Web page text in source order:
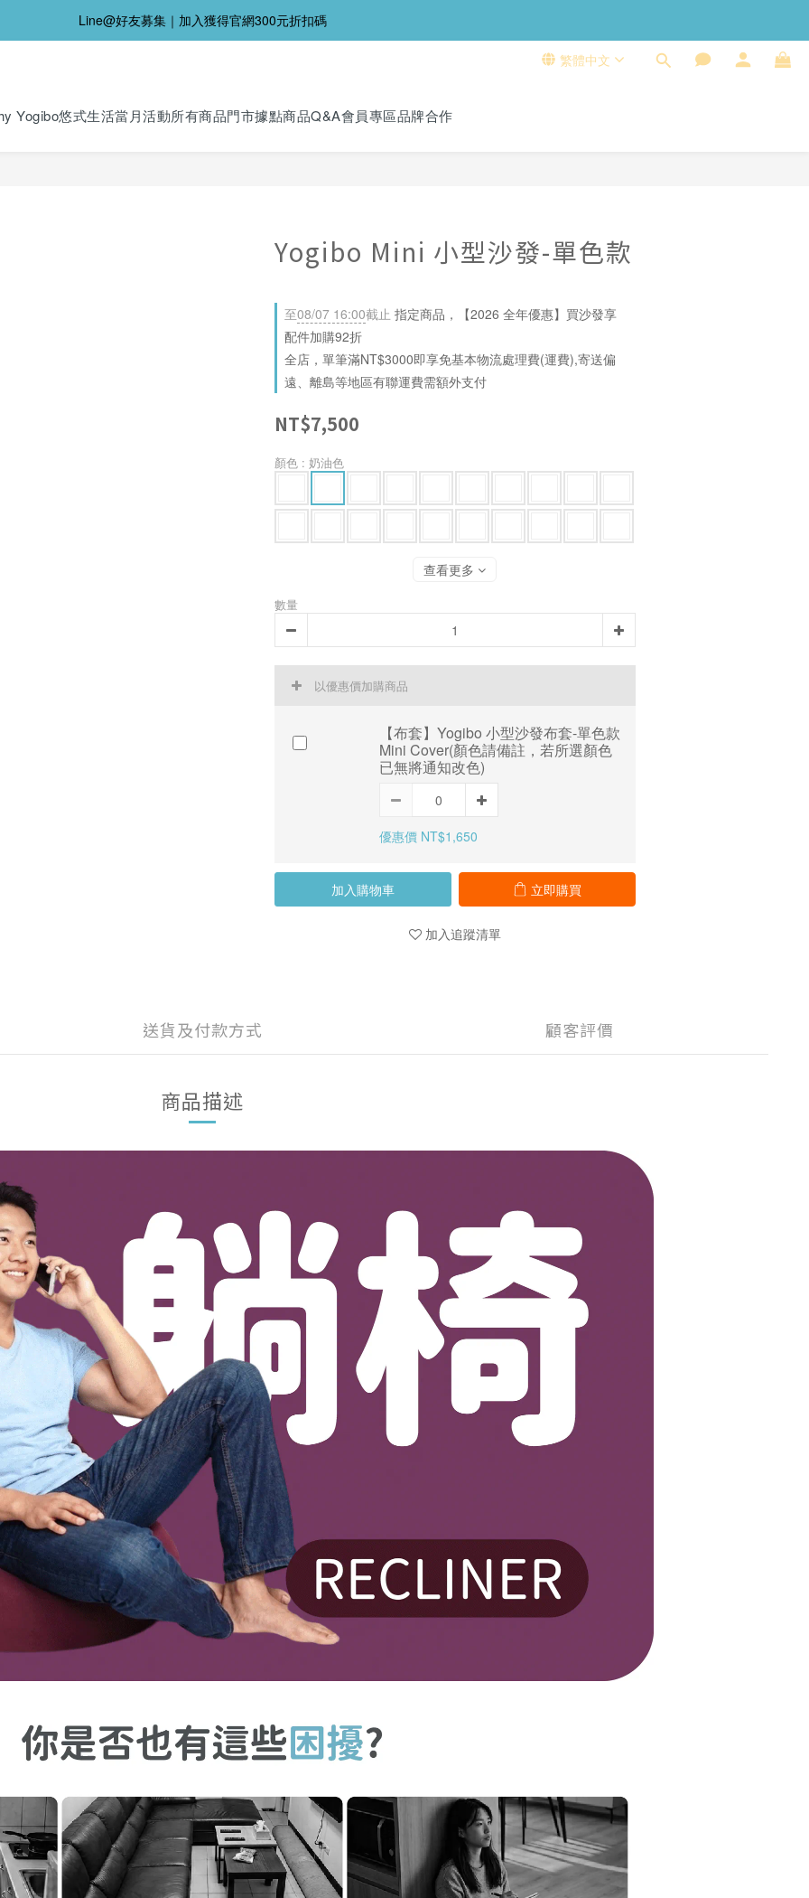
Line@好友募集｜加入獲得官網300元折扣碼
繁體中文
Yogibo悠式生活當月活動所有商品門市據點商品Q&A會員專區品牌合作
Yogibo Mini 小型沙發-單色款
至08/07 16:00截止 指定商品，【2026 全年優惠】買沙發享
配件加購92折
全店，單筆滿NT$3000即享免基本物流處理費(運費),寄送偏
遠、離島等地區有聯運費需額外支付
NT$7,500
顏色 : 奶油色
查看更多
數量
以優惠價加購商品
【布套】Yogibo 小型沙發布套-單色款
Mini Cover(顏色請備註，若所選顏色
已無將通知改色)
優惠價 NT$1,650
加入購物車 立即購買
加入追蹤清單
送貨及付款方式 顧客評價
商品描述